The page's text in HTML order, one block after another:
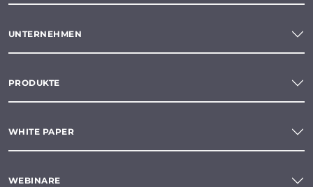
UNTERNEHMEN
PRODUKTE
WHITE PAPER
WEBINARE